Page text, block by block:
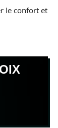
le confort et